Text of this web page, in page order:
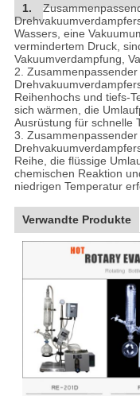
1.
Wassers, eine
vermindertem Druck,
Vakuumverdampfung,
2.
Reihenhochs und tiefs-
sich wärmen, die
Ausrüstung für schnelle
3.
Reihe, die flüssige
chemischen Reaktion
niedrigen Temperatur
Verwandte Produkte